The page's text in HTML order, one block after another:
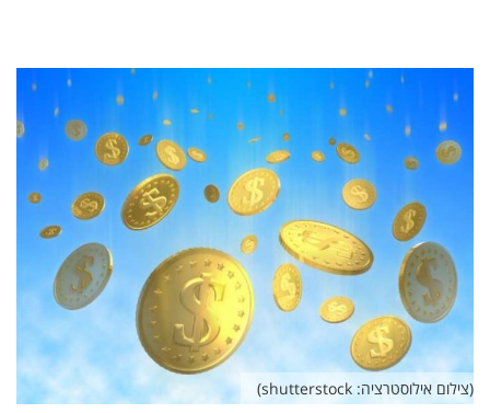
(צילום אילוסטרציה: shutterstock)